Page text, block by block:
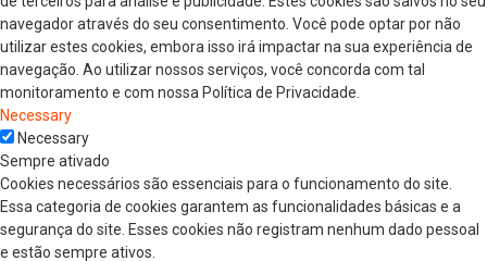
navegador através do seu consentimento. Você pode optar por não
utilizar estes cookies, embora isso irá impactar na sua experiência de
navegação. Ao utilizar nossos serviços, você concorda com tal
monitoramento e com nossa Política de Privacidade.
Necessary
Necessary
Sempre ativado
Cookies necessários são essenciais para o funcionamento do site.
Essa categoria de cookies garantem as funcionalidades básicas e a
segurança do site. Esses cookies não registram nenhum dado pessoal
e estão sempre ativos.